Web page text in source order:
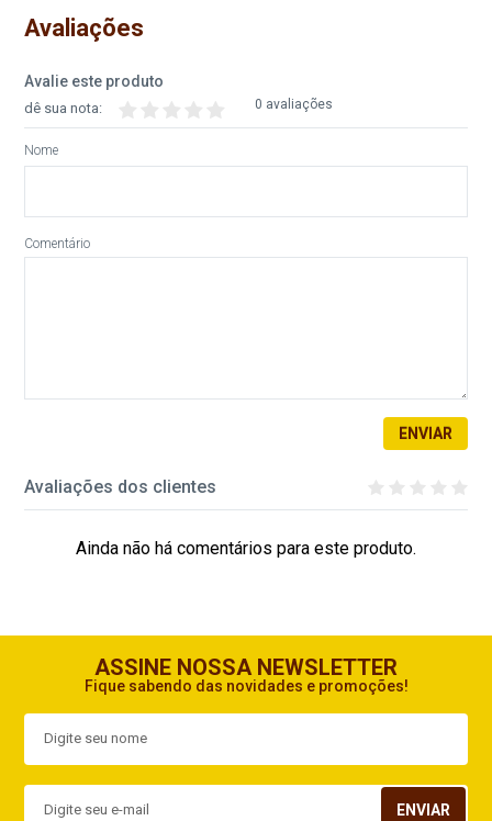
Avaliações
Avalie este produto
0 avaliações
dê sua nota:
Nome
Comentário
ENVIAR
Avaliações dos clientes
Ainda não há comentários para este produto.
ASSINE NOSSA NEWSLETTER
Fique sabendo das novidades e promoções!
ENVIAR